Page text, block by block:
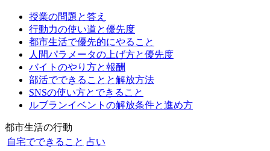
授業の問題と答え
行動力の使い道と優先度
都市生活で優先的にやること
人間パラメータの上げ方と優先度
バイトのやり方と報酬
部活でできることと解放方法
SNSの使い方とできること
ルブランイベントの解放条件と進め方
都市生活の行動
自宅でできること 占い